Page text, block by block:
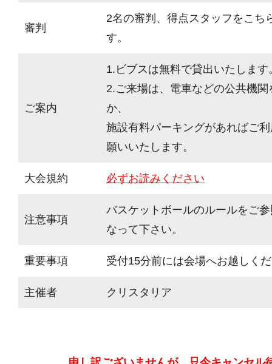
審判
2名の審判、得点スタッフをこち
す。
ご案内
1.ビブスは無料で貸出いたします
2.ご来場は、電車などの公共機
か、
施設有料パーキングがあればご
願いいたします。
大会規約 必ずお読みください
注意事項
バスケットボールのルールをご
なって下さい。
重要事項 受付15分前には会場へお越しく
主催者 クリスタリア